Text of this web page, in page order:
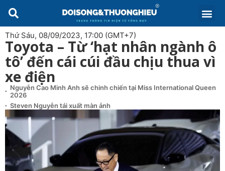
Thứ Sáu, 08/09/2023, 17:00 (GMT+7)
Toyota – Từ ‘hạt nhân ngành ô
tô’ đến cái cúi đầu chịu thua vì
xe điện
Nguyễn Cao Minh Anh sẽ chinh chiến tại Miss International Queen
2026
Steven Nguyễn tái xuất màn ảnh